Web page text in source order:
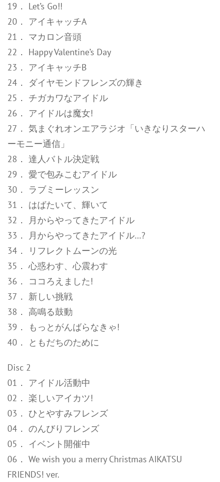
19． Let’s Go!!
20． アイキャッチA
21． マカロン音頭
22． Happy Valentine’s Day
23． アイキャッチB
24． ダイヤモンドフレンズの輝き
25． チガカワなアイドル
26． アイドルは魔女!
27． 気まぐれオンエアラジオ「いきなりスターハ
ーモニー通信」
28． 達人バトル決定戦
29． 愛で包みこむアイドル
30． ラブミーレッスン
31． はばたいて、輝いて
32． 月からやってきたアイドル
33． 月からやってきたアイドル…?
34． リフレクトムーンの光
35． 心惑わす、心震わす
36． ココろえました!
37． 新しい挑戦
38． 高鳴る鼓動
39． もっとがんばらなきゃ!
40． ともだちのために
Disc 2
01． アイドル活動中
02． 楽しいアイカツ!
03． ひとやすみフレンズ
04． のんびりフレンズ
05． イベント開催中
06． We wish you a merry Christmas AIKATSU
FRIENDS! ver.